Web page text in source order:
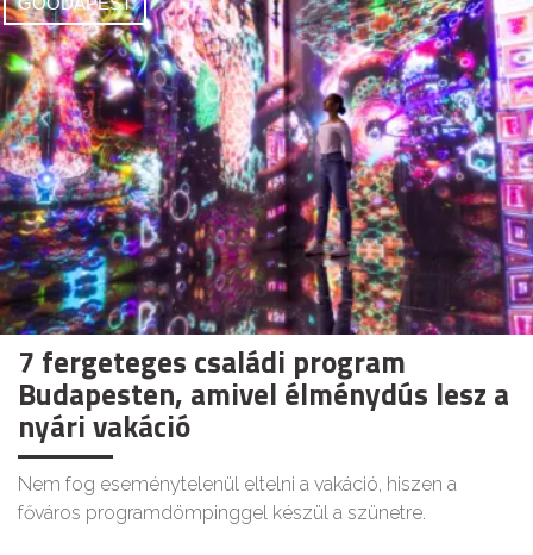
7 fergeteges családi program
Budapesten, amivel élménydús lesz a
nyári vakáció
Nem fog eseménytelenül eltelni a vakáció, hiszen a
főváros programdömpinggel készül a szünetre.